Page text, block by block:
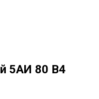
5АИ 80 В4